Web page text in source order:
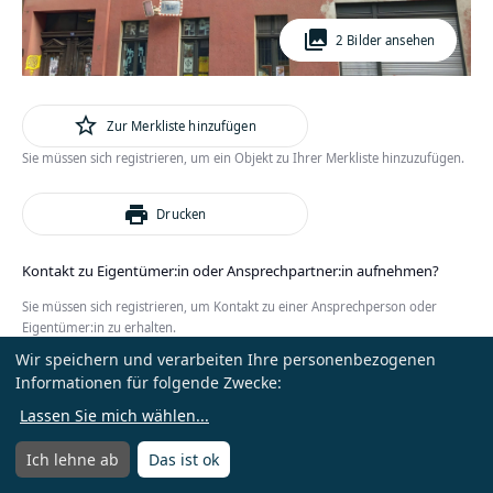
Menü öffnen
photo_library 2 Bilder ansehen
star_outline Zur Merkliste hinzufügen
Sie müssen sich registrieren, um ein Objekt zu Ihrer Merkliste hinzuzufügen.
print Drucken
Kontakt zu Eigentümer:in oder Ansprechpartner:in aufnehmen?
Sie müssen sich registrieren, um Kontakt zu einer Ansprechperson oder
Eigentümer:in zu erhalten.
Anmelden oder Kostenlos registrieren
Wir speichern und verarbeiten Ihre personenbezogenen
Informationen für folgende Zwecke:
Lassen Sie mich wählen...
Ich lehne ab Das ist ok